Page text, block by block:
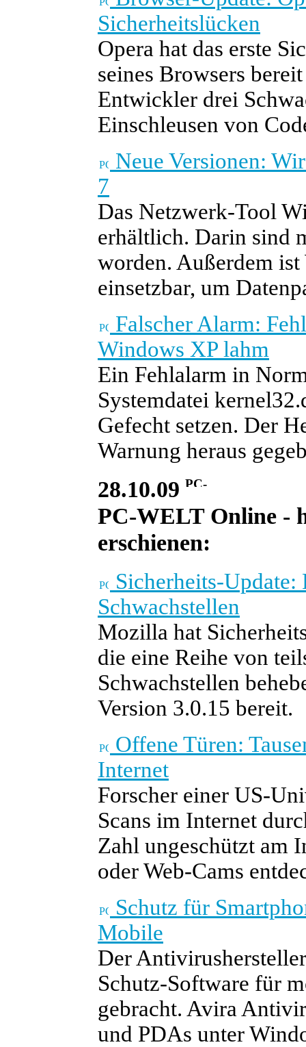
Sicherheitslücken
Opera hat das erste
seines Browsers
Entwickler drei
Einschleusen von
Neue Versionen:
7
Das Netzwerk-Tool
erhältlich. Darin sind
worden. Außerdem
einsetzbar, um
Falscher Alarm:
Windows XP lahm
Ein Fehlalarm in
Systemdatei
Gefecht setzen. Der
Warnung heraus
28.10.09
PC-WELT Online -
erschienen:
Sicherheits-
Schwachstellen
Mozilla hat
die eine Reihe von
Schwachstellen
Version 3.0.15 bereit.
Offene Türen:
Internet
Forscher einer US-
Scans im Internet
Zahl ungeschützt am
oder Web-Cams
Schutz für
Mobile
Der
Schutz-Software für
gebracht. Avira
und PDAs unter